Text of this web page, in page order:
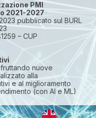
PMI
2021-2027
pubblicato sul BURL
– CUP
nuove
alla
e al miglioramento
(con AI e ML)